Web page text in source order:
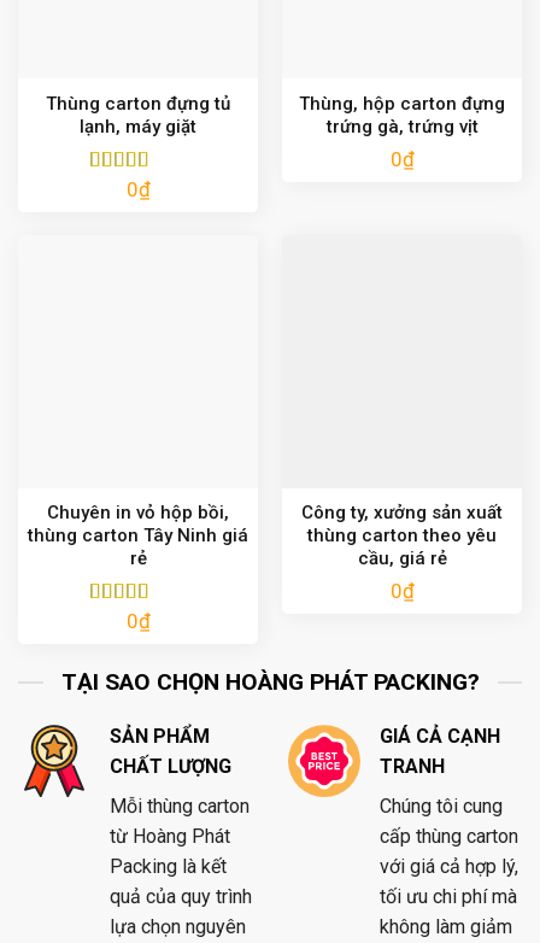
Thùng carton đựng tủ
lạnh, máy giặt
Được xếp
0₫
Thùng, hộp carton đựng
trứng gà, trứng vịt
0₫
Chuyên in vỏ hộp bồi,
thùng carton Tây Ninh giá
rẻ
Được xếp
0₫
Công ty, xưởng sản xuất
thùng carton theo yêu
cầu, giá rẻ
0₫
TẠI SAO CHỌN HOÀNG PHÁT PACKING?
SẢN PHẨM
CHẤT LƯỢNG
Mỗi thùng carton
từ Hoàng Phát
Packing là kết
quả của quy trình
lựa chọn nguyên
GIÁ CẢ CẠNH
TRANH
Chúng tôi cung
cấp thùng carton
với giá cả hợp lý,
tối ưu chi phí mà
không làm giảm